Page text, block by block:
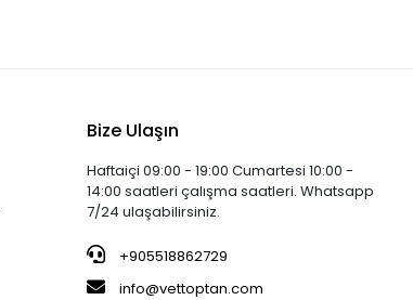
Bize Ulaşın
Haftaiçi 09:00 - 19:00 Cumartesi 10:00 -
14:00 saatleri çalışma saatleri. Whatsapp
7/24 ulaşabilirsiniz.
+905518862729
info@vettoptan.com